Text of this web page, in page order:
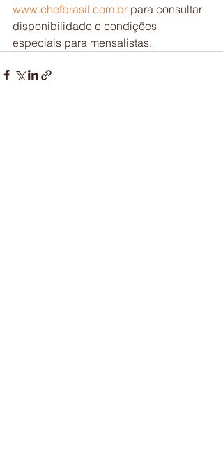
www.chefbrasil.com.br para consultar
disponibilidade e condições
especiais para mensalistas.